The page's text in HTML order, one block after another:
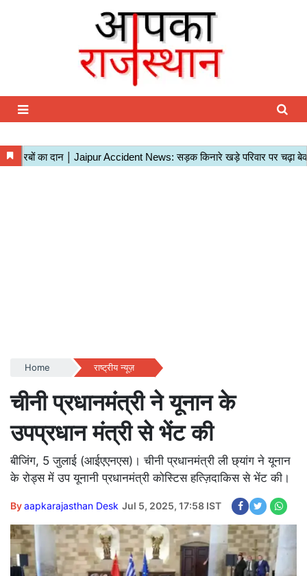
Home राष्ट्रीय न्यूज़
चीनी प्रधानमंत्री ने यूनान के
उपप्रधान मंत्री से भेंट की
बीजिंग, 5 जुलाई (आईएएनएस)। चीनी प्रधानमंत्री ली छ्यांग ने यूनान
के रोड्स में उप यूनानी प्रधानमंत्री कोस्टिस हत्ज़िदाकिस से भेंट की।
Byaapkarajasthan Desk Jul 5, 2025, 17:58 IST